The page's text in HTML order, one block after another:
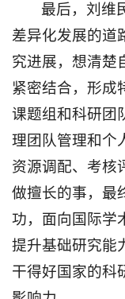
最后，刘维
差异化发展的道
究进展，想清楚
紧密结合，形成
课题组和科研团
理团队管理和个
资源调配、考核
做擅长的事，最
功，面向国际学
提升基础研究能
干得好国家的科